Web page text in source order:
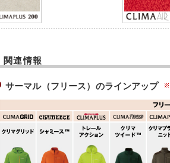
関連情報
サーマル（フリース）のラインアップ